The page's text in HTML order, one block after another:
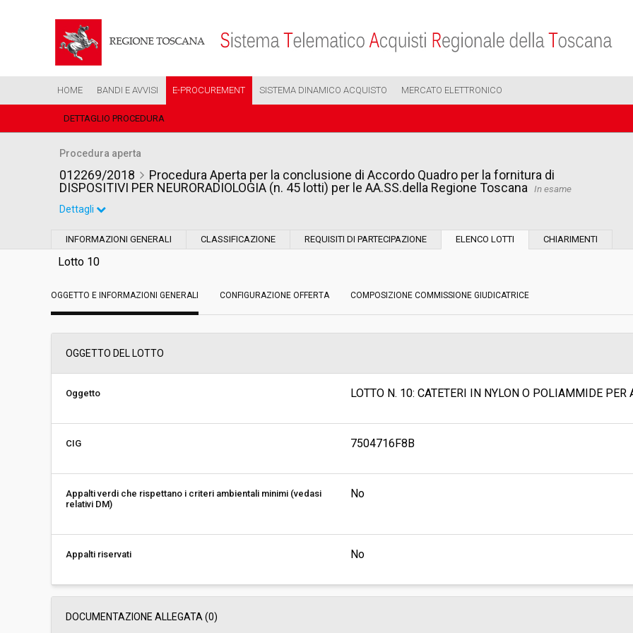
HOME BANDI E AVVISI E-PROCUREMENT SISTEMA DINAMICO ACQUISTO MERCATO ELETTRONICO
DETTAGLIO PROCEDURA
Procedura aperta
012269/2018
Procedura Aperta per la conclusione di Accordo Quadro per la fornitura di
DISPOSITIVI PER NEURORADIOLOGIA (n. 45 lotti) per le AA.SS.della Regione Toscana
In esame
Tipo di contratto:
Data pubblicazione: 12/06/2018 16:22 Scelta del contraente:
Svolgimento: Gara in busta chiusa Valore stimato della procedura:
Dettagli
INFORMAZIONI GENERALI CLASSIFICAZIONE REQUISITI DI PARTECIPAZIONE ELENCO LOTTI CHIARIMENTI
Lotto 10
OGGETTO E INFORMAZIONI GENERALI CONFIGURAZIONE OFFERTA COMPOSIZIONE COMMISSIONE GIUDICATRICE
OGGETTO DEL LOTTO
Oggetto LOTTO N. 10: CATETERI IN NYLON O POLIAMMIDE PER
CIG 7504716F8B
Appalti verdi che rispettano i criteri ambientali minimi (vedasi
relativi DM)
No
Appalti riservati No
DOCUMENTAZIONE ALLEGATA (0)